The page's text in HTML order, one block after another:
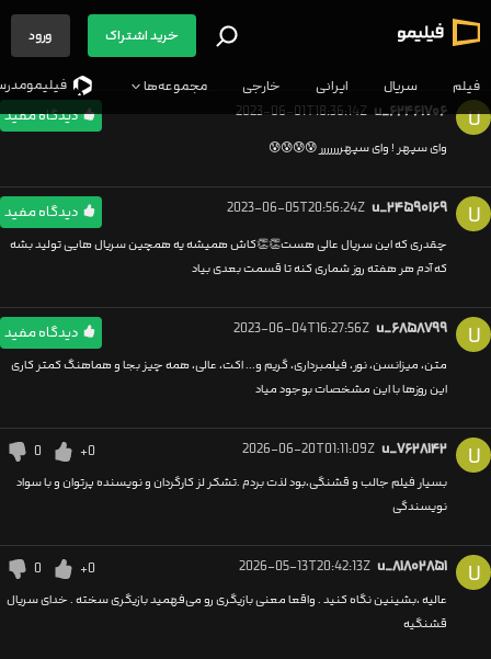
فیلم سریال ایرانی خارجی مجموعه‌ها
خرید اشتراک ورود
U u_۶۲۴۶۱۷۰۶ 2023-06-01T18:36:14Z دیدگاه مفید
وای سپهر ! وای سپهررررررر 😰😰😰😰
U u_۲۴۵۹۰۱۶۹ 2023-06-05T20:56:24Z دیدگاه مفید
چقدری که این سریال عالی هست👏👏کاش همیشه یه همچین سریال هایی تولید بشه
که آدم هر هفته روز شماری کنه تا قسمت بعدی بیاد
U u_۶۸۵۸۷۹۹ 2023-06-04T16:27:56Z دیدگاه مفید
متن، میزانسن، نور، فیلمبرداری، گریم و... اکت، عالی، همه چیز بجا و هماهنگ کمتر کاری
این روزها با این مشخصات بوجود میاد
U u_۷۶۲۸۱۴۲ 2026-06-20T01:11:09Z
+0
0
بسیار فیلم جالب و قشنگی،بود لذت بردم .تشکر لز کارگردان و نویسنده پرتوان و با سواد
نویسندگی
U u_۸۱۸۰۲۸۵۱ 2026-05-13T20:42:13Z
+0
0
عالیه ،بشینین نگاه کنید . واقعا معنی بازیگری رو می‌فهمید بازیگری سخته . خدای سریال
قشنگیه